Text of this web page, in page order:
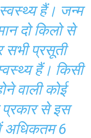
हैं। जन्म
दो किलो से
प्रसूती
हैं। किसी
वाली कोई
से इस
अधिकतम 6